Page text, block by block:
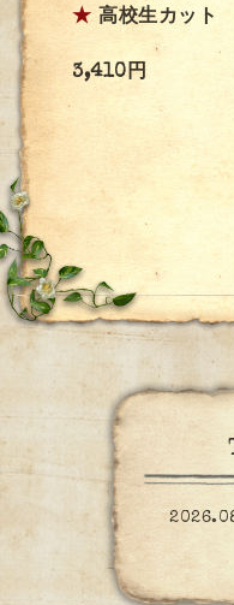
★ 高校生カット
3,410円